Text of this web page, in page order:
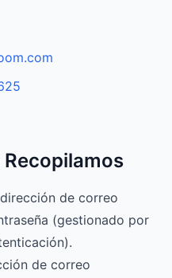
dirección de correo
(gestionado por
de correo